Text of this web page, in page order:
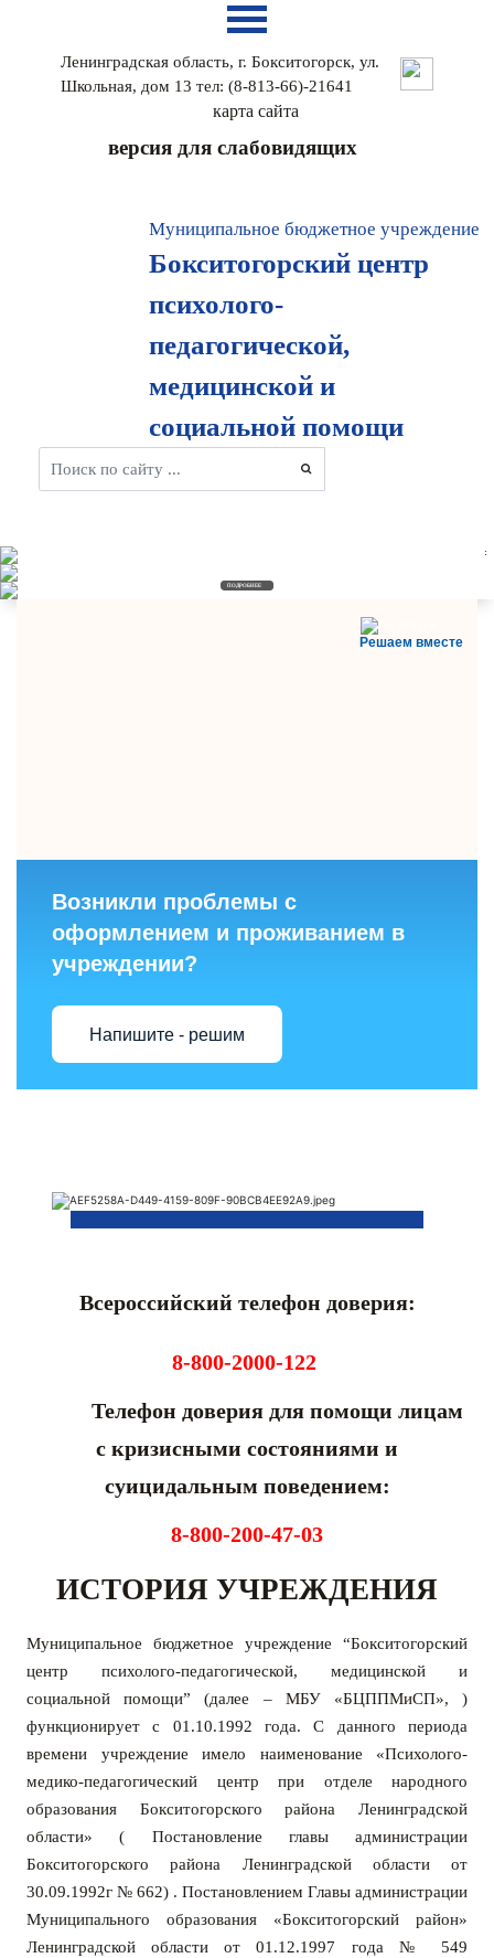
Ленинградская область, г. Бокситогорск, ул.
Школьная, дом 13 тел: (8-813-66)-21641
карта сайтa
версия для слабовидящих
Муниципальное бюджетное учреждение
Бокситогорский центр
психолого-
педагогической,
медицинской и
социальной помощи
ПОДРОБНЕЕ
ПОДРОБНЕЕ
ПОДРОБНЕЕ
Решаем вместе
Возникли проблемы с
оформлением и проживанием в
учреждении?
Напишите - решим
Всероссийский телефон доверия:
8-800-2000-122
Телефон доверия для помощи лицам
с кризисными состояниями и
суицидальным поведением:
8-800-200-47-03
ИСТОРИЯ УЧРЕЖДЕНИЯ
Муниципальное бюджетное учреждение “Бокситогорский
центр психолого-педагогической, медицинской и
социальной помощи” (далее – МБУ «БЦППМиСП», )
функционирует с 01.10.1992 года. С данного периода
времени учреждение имело наименование «Психолого-
медико-педагогический центр при отделе народного
образования Бокситогорского района Ленинградской
области» ( Постановление главы администрации
Бокситогорского района Ленинградской области от
30.09.1992г № 662) . Постановлением Главы администрации
Муниципального образования «Бокситогорский район»
Ленинградской области от 01.12.1997 года № 549